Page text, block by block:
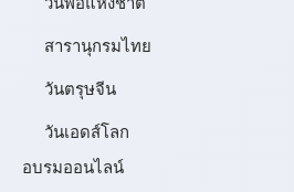
สารานุกรมไทย
วันตรุษจีน
วันเอดส์โลก
อบรมออนไลน์